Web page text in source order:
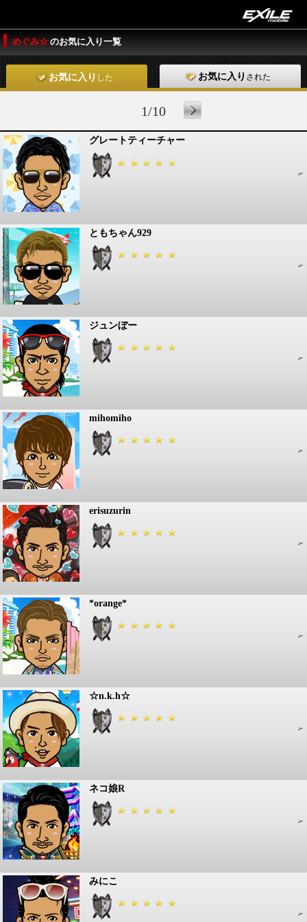
めぐみ☆ のお気に入り一覧
お気に入り した お気に入り された
1/10
グレートティーチャー
ともちゃん929
ジュンぼー
mihomiho
erisuzurin
*orange*
☆n.k.h☆
ネコ娘R
みにこ